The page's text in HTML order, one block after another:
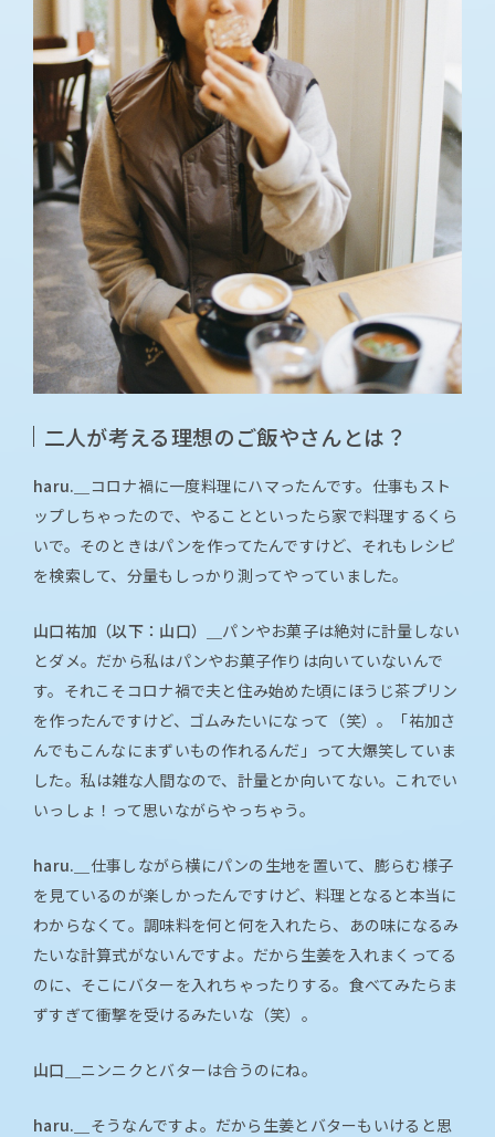
二人が考える理想のご飯やさんとは？
haru.＿ コロナ禍に一度料理にハマったんです。仕事もスト
ップしちゃったので、やることといったら家で料理するくら
いで。そのときはパンを作ってたんですけど、それもレシピ
を検索して、分量もしっかり測ってやっていました。
山口祐加（以下：山口）＿ パンやお菓子は絶対に計量しない
とダメ。だから私はパンやお菓子作りは向いていないんで
す。それこそコロナ禍で夫と住み始めた頃にほうじ茶プリン
を作ったんですけど、ゴムみたいになって（笑）。「祐加さ
んでもこんなにまずいもの作れるんだ」って大爆笑していま
した。私は雑な人間なので、計量とか向いてない。これでい
いっしょ！って思いながらやっちゃう。
haru.＿ 仕事しながら横にパンの生地を置いて、膨らむ様子
を見ているのが楽しかったんですけど、料理となると本当に
わからなくて。調味料を何と何を入れたら、あの味になるみ
たいな計算式がないんですよ。だから生姜を入れまくってる
のに、そこにバターを入れちゃったりする。食べてみたらま
ずすぎて衝撃を受けるみたいな（笑）。
山口＿ ニンニクとバターは合うのにね。
haru.＿ そうなんですよ。だから生姜とバターもいけると思